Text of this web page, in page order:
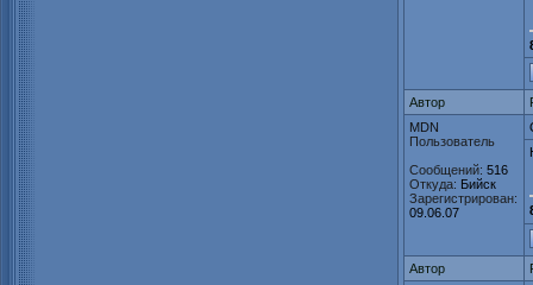
Автор
MDN
Пользователь
Сообщений: 516
Откуда: Бийск
Зарегистрирован:
09.06.07
Автор